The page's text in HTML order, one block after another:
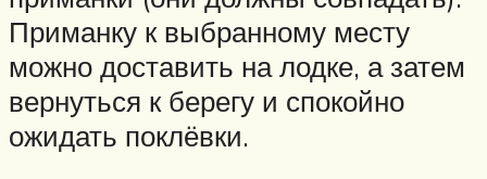
Приманку к выбранному месту
можно доставить на лодке, а затем
вернуться к берегу и спокойно
ожидать поклёвки.